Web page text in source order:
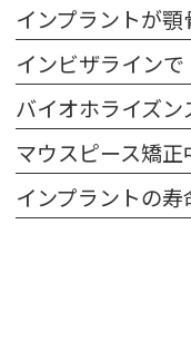
インプラントが
インビザライン
マウスピース矯
インプラントの